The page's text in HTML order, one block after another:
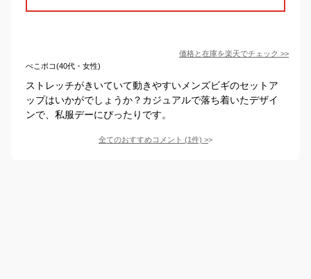
価格と在庫を楽天でチェック >>
ぺこポコ(40代・女性)
ストレッチがきいていて動きやすいメンズビギのセットア
ップはいかがでしょうか？カジュアルで落ち着いたデザイ
ンで、私服デーにぴったりです。
全てのおすすめコメント (1件) >